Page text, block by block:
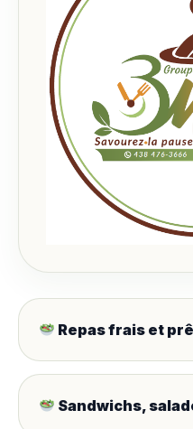
Repas frais et
Sandwichs,